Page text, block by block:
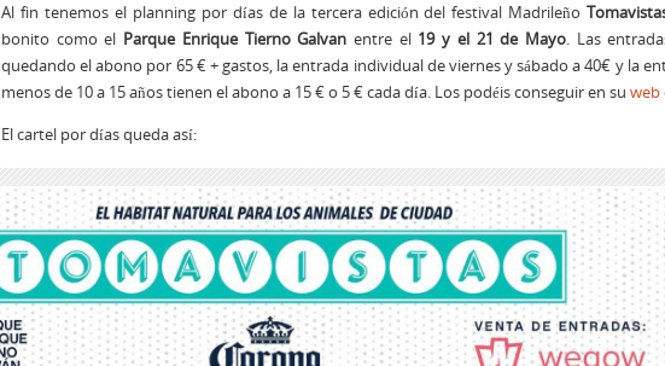
Al fin tenemos el planning por días de la tercera edición del festival Madrileño
bonito como el Parque Enrique Tierno Galvan entre el 19 y el 21 de Mayo. Las
quedando el abono por 65 € + gastos, la entrada individual de viernes y sábado a 40€ y la
menos de 10 a 15 años tienen el abono a 15 € o 5 € cada día. Los podéis conseguir en su web
El cartel por días queda así: